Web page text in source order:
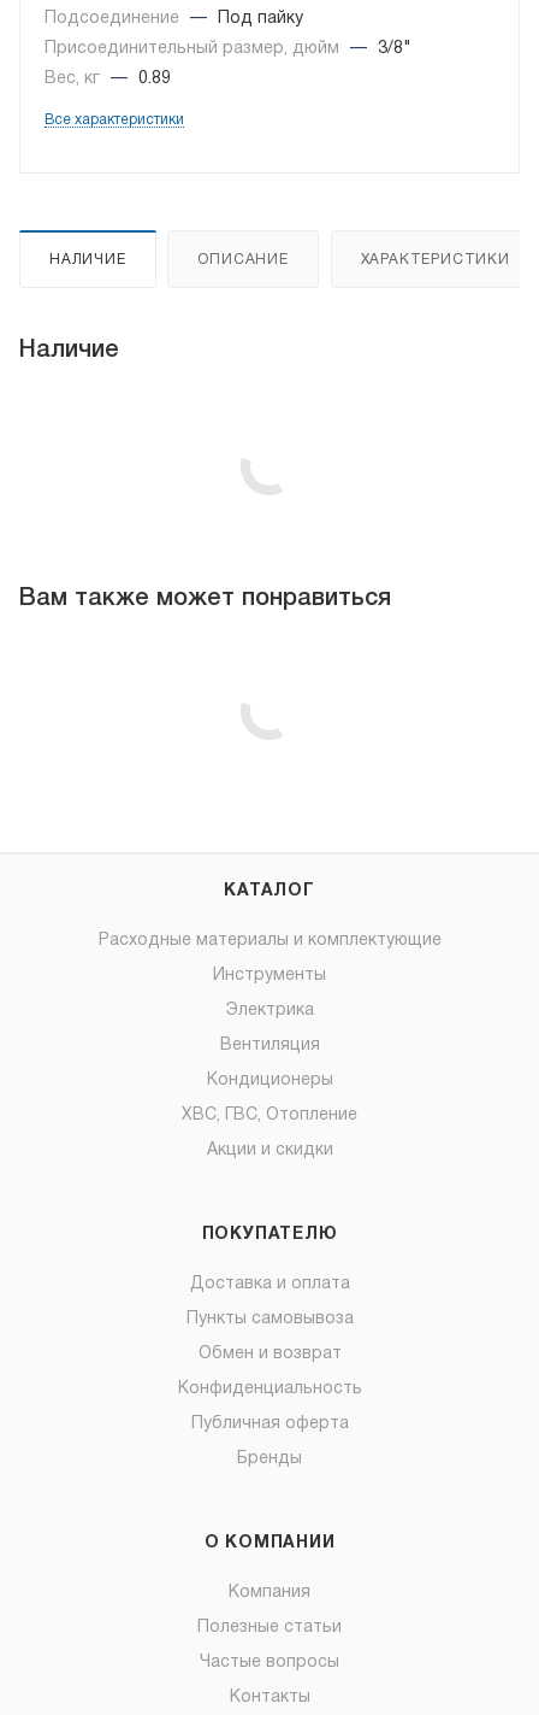
Подсоединение
—
Под пайку
Присоединительный размер, дюйм
—
3/8"
Вес, кг
— 0.89
Все характеристики
НАЛИЧИЕ ОПИСАНИЕ ХАРАКТЕРИСТИКИ
Наличие
Вам также может понравиться
КАТАЛОГ
Расходные материалы и комплектующие
Инструменты
Электрика
Вентиляция
Кондиционеры
ХВС, ГВС, Отопление
Акции и скидки
ПОКУПАТЕЛЮ
Доставка и оплата
Пункты самовывоза
Обмен и возврат
Конфиденциальность
Публичная оферта
Бренды
О КОМПАНИИ
Компания
Полезные статьи
Частые вопросы
Контакты